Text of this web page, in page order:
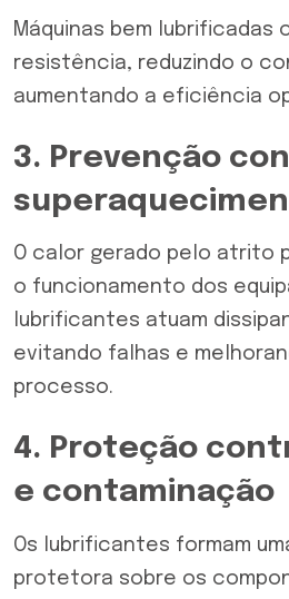
Máquinas bem lubrificadas
resistência, reduzindo o
aumentando a eficiência
3. Prevenção
O calor gerado pelo atrito
o funcionamento dos
lubrificantes atuam
evitando falhas e
processo.
4. Proteção
e contaminação
Os lubrificantes formam
protetora sobre os